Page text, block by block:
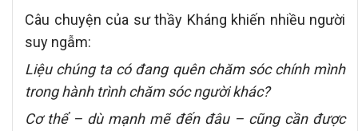
Câu chuyện của sư thầy Kháng khiến nhiều người
suy ngẫm:
Liệu chúng ta có đang quên chăm sóc chính mình
trong hành trình chăm sóc người khác?
Cơ thể – dù mạnh mẽ đến đâu – cũng cần được